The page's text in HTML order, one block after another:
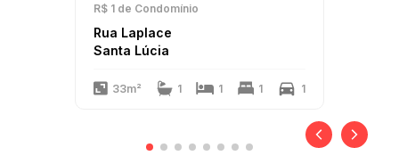
R$ 1 de Condomínio
Rua Laplace
Santa Lúcia
33m² 1 1 1 1